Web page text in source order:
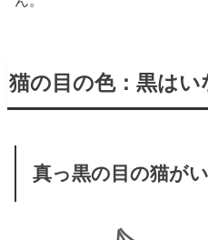
猫の目の色：黒はい
真っ黒の目の猫が